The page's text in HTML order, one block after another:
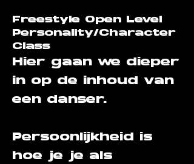
Freestyle Open Level
Personality/Character
Class
Hier gaan we dieper
in op de inhoud van
een danser.
Persoonlijkheid is
hoe je je als